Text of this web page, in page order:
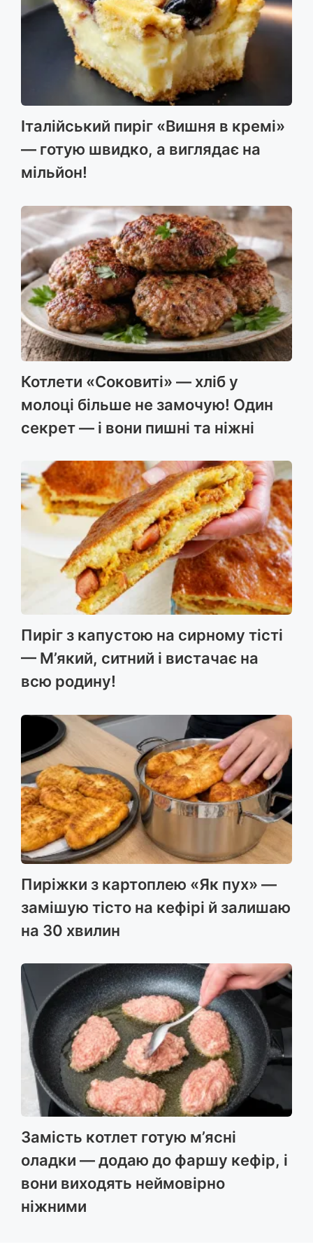
Італійський пиріг «Вишня в кремі»
— готую швидко, а виглядає на
мільйон!
Котлети «Соковиті» — хліб у
молоці більше не замочую! Один
секрет — і вони пишні та ніжні
Пиріг з капустою на сирному тісті
— М’який, ситний і вистачає на
всю родину!
Пиріжки з картоплею «Як пух» —
замішую тісто на кефірі й залишаю
на 30 хвилин
Замість котлет готую м’ясні
оладки — додаю до фаршу кефір, і
вони виходять неймовірно
ніжними